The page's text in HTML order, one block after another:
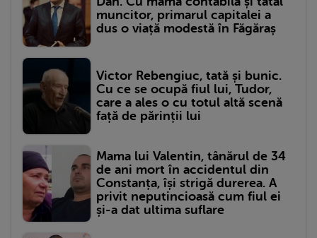
muncitor, primarul capitalei a
dus o viață modestă în Făgăraș
Victor Rebengiuc, tată și bunic.
Cu ce se ocupă fiul lui, Tudor,
care a ales o cu totul altă scenă
față de părinții lui
Mama lui Valentin, tânărul de 34
de ani mort în accidentul din
Constanța, își strigă durerea. A
privit neputincioasă cum fiul ei
și-a dat ultima suflare